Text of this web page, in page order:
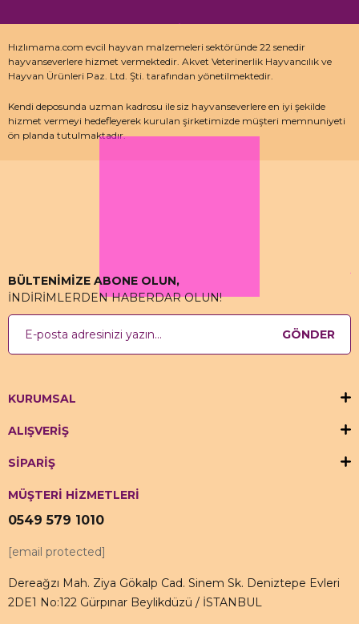
Hızlımama.com evcil hayvan malzemeleri sektöründe 22 senedir
hayvanseverlere hizmet vermektedir. Akvet Veterinerlik Hayvancılık ve
Hayvan Ürünleri Paz. Ltd. Şti. tarafından yönetilmektedir.
Kendi deposunda uzman kadrosu ile siz hayvanseverlere en iyi şekilde
hizmet vermeyi hedefleyerek kurulan şirketimizde müşteri memnuniyeti
ön planda tutulmaktadır.
BÜLTENİMİZE ABONE OLUN,
İNDİRİMLERDEN HABERDAR OLUN!
GÖNDER
KURUMSAL
ALIŞVERİŞ
SİPARİŞ
MÜŞTERİ HİZMETLERİ
0549 579 1010
[email protected]
Dereağzı Mah. Ziya Gökalp Cad. Sinem Sk. Deniztepe Evleri
2DE1 No:122 Gürpınar Beylikdüzü / İSTANBUL